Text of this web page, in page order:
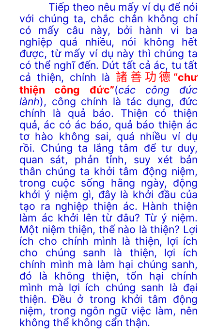
Tiếp theo nêu mấy ví dụ để nói
với chúng ta, chắc chắn không chỉ
có mấy câu này, bởi hành vi ba
nghiệp quá nhiều, nói không hết
được, từ mấy ví dụ này thì chúng ta
có thể nghĩ đến. Dứt tất cả ác, tu tất
cả thiện, chính là 諸善功德 “chư
thiện công đức”(các công đức
lành), công chính là tác dụng, đức
chính là quả báo. Thiện có thiện
quả, ác có ác báo, quả báo thiện ác
tơ hào không sai, quá nhiều ví dụ
rồi. Chúng ta lắng tâm để tư duy,
quan sát, phản tỉnh, suy xét bản
thân chúng ta khởi tâm động niệm,
trong cuộc sống hằng ngày, động
khởi ý niệm gì, đây là khởi đầu của
tạo ra nghiệp thiện ác. Hành thiện
làm ác khởi lên từ đâu? Từ ý niệm.
Một niệm thiện, thế nào là thiện? Lợi
ích cho chính mình là thiện, lợi ích
cho chúng sanh là thiện, lợi ích
chính mình mà làm hại chúng sanh,
đó là không thiện, tổn hại chính
mình mà lợi ích chúng sanh là đại
thiện. Đều ở trong khởi tâm động
niệm, trong ngôn ngữ việc làm, nên
không thể không cẩn thận.